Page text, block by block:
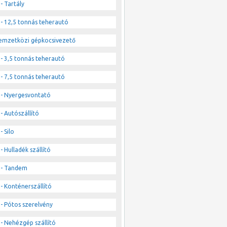
- Tartály
- 12,5 tonnás teherautó
gépkocsivezető
- 3,5 tonnás teherautó
- 7,5 tonnás teherautó
- Nyergesvontató
- Autószállító
- Silo
- Hulladék szállító
- Tandem
- Konténerszállító
- Pótos szerelvény
- Nehézgép szállító